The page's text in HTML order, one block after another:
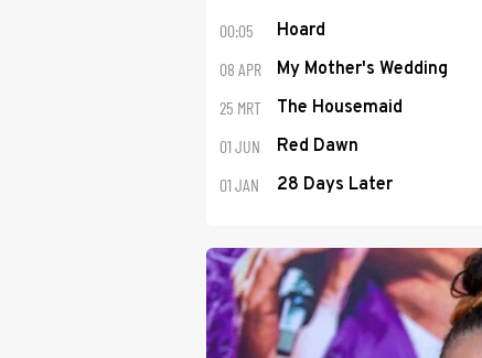
00:05 Hoard
08 APR My Mother's Wedding
25 MRT The Housemaid
01 JUN Red Dawn
01 JAN 28 Days Later